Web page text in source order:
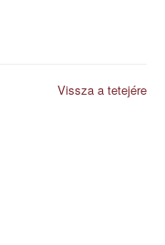
Vissza a tetejére